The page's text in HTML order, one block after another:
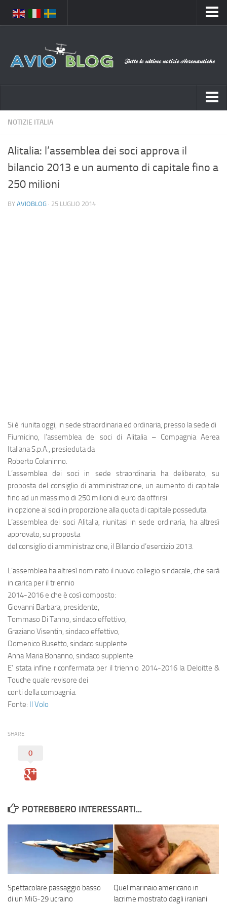
Chi Siamo
Contatti
Disclaimer
Notizie Italia
Aeronautica Militare
Aeroporti
Compagnie Aeree
Forze Aeree
Industria
Eventi
NOTIZIE ITALIA
Alitalia: l’assemblea dei soci approva il
bilancio 2013 e un aumento di capitale fino a
250 milioni
BY AVIOBLOG · 25 LUGLIO 2014
Si è riunita oggi, in sede straordinaria ed ordinaria, presso la sede di
Fiumicino, l’assemblea dei soci di Alitalia – Compagnia Aerea
Italiana S.p.A., presieduta da
Roberto Colaninno.
L’assemblea dei soci in sede straordinaria ha deliberato, su
proposta del consiglio di amministrazione, un aumento di capitale
fino ad un massimo di 250 milioni di euro da offrirsi
in opzione ai soci in proporzione alla quota di capitale posseduta.
L’assemblea dei soci Alitalia, riunitasi in sede ordinaria, ha altresì
approvato, su proposta
del consiglio di amministrazione, il Bilancio d’esercizio 2013.
L’assemblea ha altresì nominato il nuovo collegio sindacale, che sarà
in carica per il triennio
2014-2016 e che è così composto:
Giovanni Barbara, presidente,
Tommaso Di Tanno, sindaco effettivo,
Graziano Visentin, sindaco effettivo,
Domenico Busetto, sindaco supplente
Anna Maria Bonanno, sindaco supplente
E’ stata infine riconfermata per il triennio 2014-2016 la Deloitte &
Touche quale revisore dei
conti della compagnia.
Fonte: Il Volo
SHARE
0
POTREBBERO INTERESSARTI...
Spettacolare passaggio basso
di un MiG-29 ucraino
Quel marinaio americano in
lacrime mostrato dagli iraniani